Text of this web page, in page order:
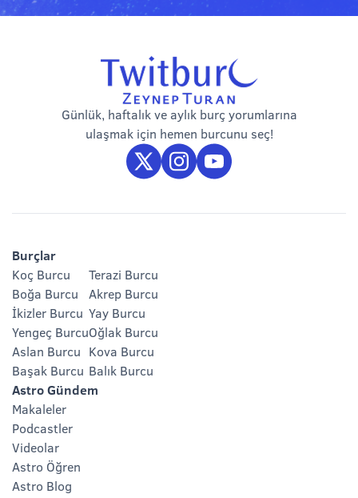
Günlük, haftalık ve aylık burç yorumlarına
ulaşmak için hemen burcunu seç!
Burçlar
Koç Burcu
Boğa Burcu
İkizler Burcu
Yengeç Burcu
Aslan Burcu
Başak Burcu
Terazi Burcu
Akrep Burcu
Yay Burcu
Oğlak Burcu
Kova Burcu
Balık Burcu
Astro Gündem
Makaleler
Podcastler
Videolar
Astro Öğren
Astro Blog